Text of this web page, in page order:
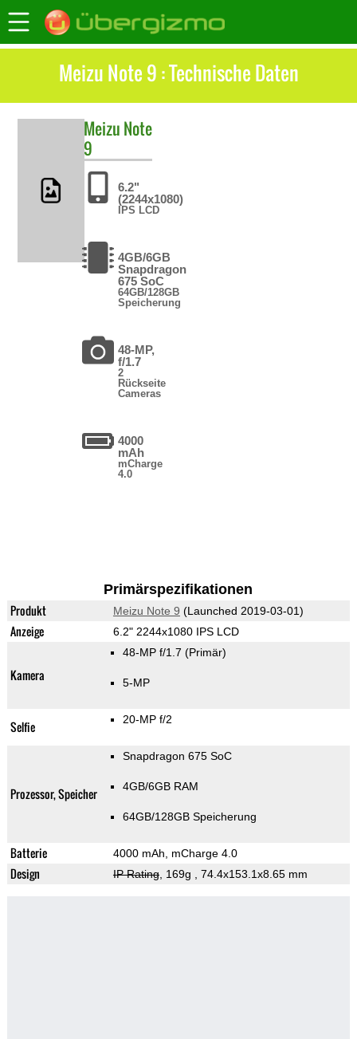
Meizu Note 9 : Technische Daten
Meizu Note
9
6.2"
(2244x1080)
IPS LCD
4GB/6GB
Snapdragon
675 SoC
64GB/128GB
Speicherung
48-MP,
f/1.7
2
Rückseite
Cameras
4000
mAh
mCharge
4.0
Primärspezifikationen
Produkt Meizu Note 9 (Launched 2019-03-01)
Anzeige 6.2" 2244x1080 IPS LCD
Kamera
48-MP f/1.7 (Primär)
5-MP
Selfie 20-MP f/2
Prozessor, Speicher
Snapdragon 675 SoC
4GB/6GB RAM
64GB/128GB Speicherung
Batterie 4000 mAh, mCharge 4.0
Design IP Rating, 169g , 74.4x153.1x8.65 mm